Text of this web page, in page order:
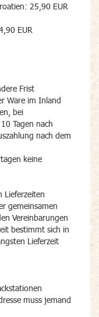
25,90 EUR
EUR
Frist
Ware im Inland
bei
Tagen nach
nach dem
keine
Lieferzeiten
gemeinsamen
Vereinbarungen
bestimmt sich in
Lieferzeit
muss jemand